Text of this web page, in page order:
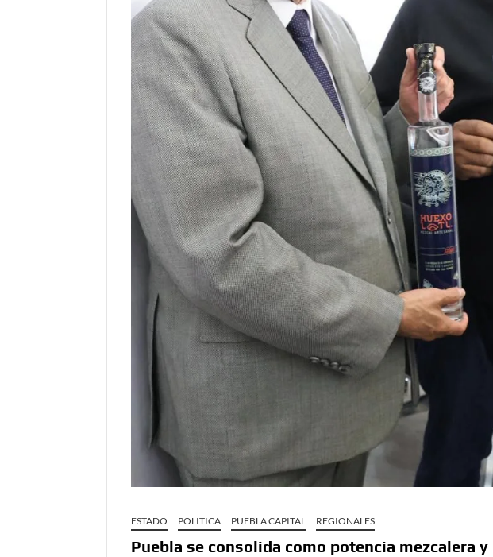
ESTADO POLITICA PUEBLA CAPITAL REGIONALES
Puebla se consolida como potencia mezcalera